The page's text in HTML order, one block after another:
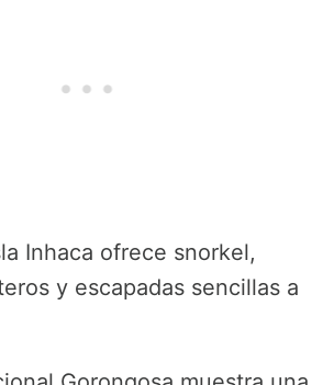
Inhaca ofrece snorkel,
y escapadas sencillas a